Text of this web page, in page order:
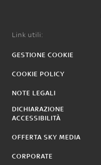
Link utili:
GESTIONE COOKIE
COOKIE POLICY
NOTE LEGALI
DICHIARAZIONE
ACCESSIBILITÀ
OFFERTA SKY MEDIA
CORPORATE